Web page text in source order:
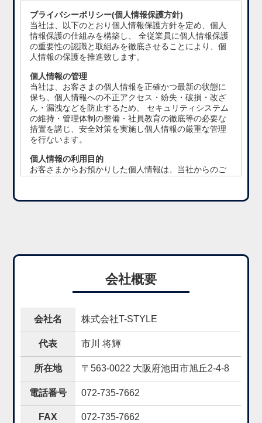
ブライバシーポリシー(個人情報保護方針)
当社は、以下のとおり個人情報保護方針を定め、個人
情報保護の仕組みを構築し、 全従業員に個人情報保護
の重要性の認識と取組みを徹底させることにより、個
人情報の保護を推進致します。
個人情報の管理
当社は、お客さまの個人情報を正確かつ最新の状態に
保ち、個人情報への不正アクセス・紛失・破損・改ざ
ん・漏洩などを防止するため、 セキュリティシステム
の維持・管理体制の整備・社員教育の徹底等の必要な
措置を講じ、安全対策を実施し個人情報の厳重な管理
を行ないます。
個人情報の利用目的
お客さまからお預かりした個人情報は、当社からのご
・お客さまが希望されるサービスを行なうために当社
が業務を委託する業者に対して開示する場合
・法令に基づき開示することが必要である場合
当社は、個人情報の正確性及び安全性確保のために、
セキュリティに万全の対策を講じています。
ご本人の照会
をご希望される場合には、ご本人であることを確認の
上、対応させていただきます。
法令、規範の遵守と見直し
当社は、保有する個人情報に関して適用される日本の
法令、その他規範を遵守するとともに、本ポリシーの
会社概要
会社名 株式会社T-STYLE
代表 市川 将輝
所在地 〒563-0022 大阪府池田市旭丘2-4-8
電話番号 072-735-7662
FAX 072-735-7662